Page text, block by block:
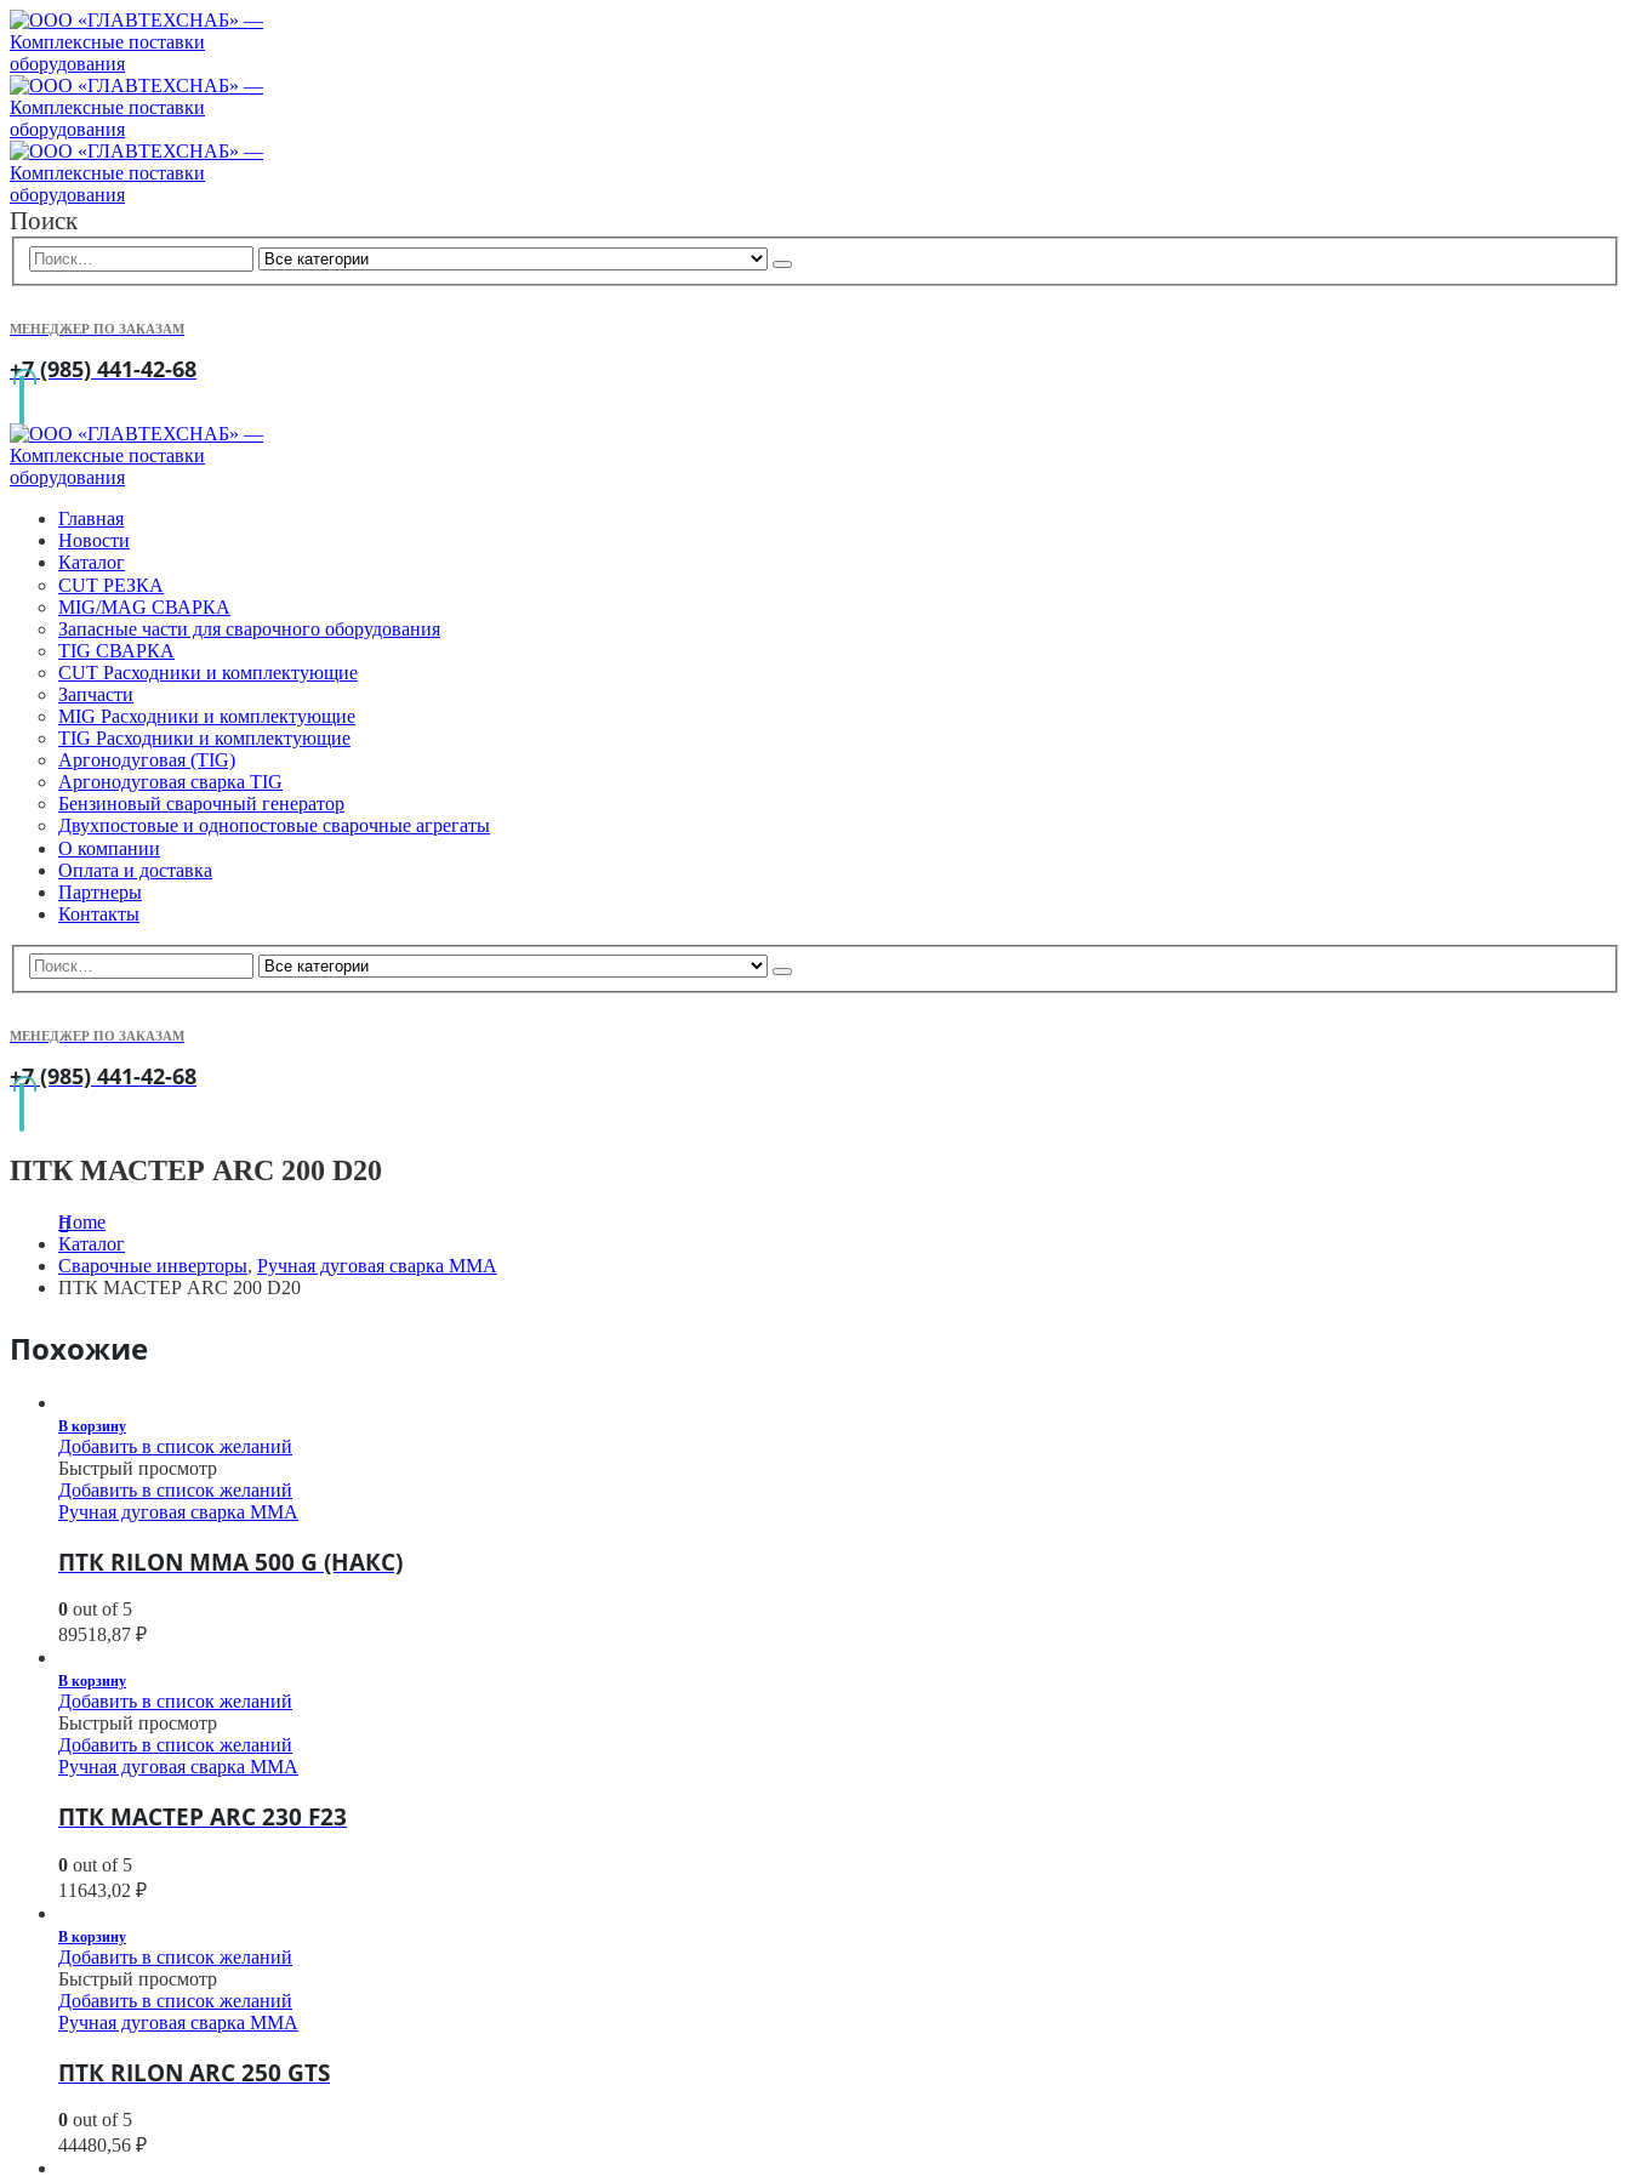
Поиск
МЕНЕДЖЕР ПО ЗАКАЗАМ
+7 (985) 441-42-68
Главная
Новости
Каталог
CUT РЕЗКА
MIG/MAG СВАРКА
Запасные части для сварочного оборудования
TIG СВАРКА
CUT Расходники и комплектующие
Запчасти
MIG Расходники и комплектующие
TIG Расходники и комплектующие
Аргонодуговая (TIG)
Аргонодуговая сварка TIG
Бензиновый сварочный генератор
Двухпостовые и однопостовые сварочные агрегаты
О компании
Оплата и доставка
Партнеры
Контакты
МЕНЕДЖЕР ПО ЗАКАЗАМ
+7 (985) 441-42-68
ПТК МАСТЕР ARC 200 D20
Home
Каталог
Сварочные инверторы, Ручная дуговая сварка MMA
ПТК МАСТЕР ARC 200 D20
Похожие
В корзину
Добавить в список желаний
Быстрый просмотр
Добавить в список желаний
Ручная дуговая сварка MMA
ПТК RILON MMA 500 G (НАКС)
0 out of 5
89518,87 ₽
В корзину
Добавить в список желаний
Быстрый просмотр
Добавить в список желаний
Ручная дуговая сварка MMA
ПТК МАСТЕР ARC 230 F23
0 out of 5
11643,02 ₽
В корзину
Добавить в список желаний
Быстрый просмотр
Добавить в список желаний
Ручная дуговая сварка MMA
ПТК RILON ARC 250 GTS
0 out of 5
44480,56 ₽